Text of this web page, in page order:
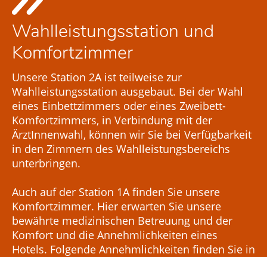
Wahlleistungsstation und
Komfortzimmer
Unsere Station 2A ist teilweise zur
Wahlleistungsstation ausgebaut. Bei der Wahl
eines Einbettzimmers oder eines Zweibett-
Komfortzimmers, in Verbindung mit der
ÄrztInnenwahl, können wir Sie bei Verfügbarkeit
in den Zimmern des Wahlleistungsbereichs
unterbringen.
Auch auf der Station 1A finden Sie unsere
Komfortzimmer. Hier erwarten Sie unsere
bewährte medizinischen Betreuung und der
Komfort und die Annehmlichkeiten eines
Hotels. Folgende Annehmlichkeiten finden Sie in